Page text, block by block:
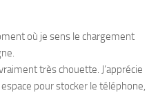
où je sens le chargement
très chouette. J’apprécie
pour stocker le téléphone,